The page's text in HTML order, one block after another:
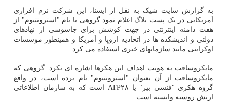
به گزارش سایت شیک به نقل از ایسنا، این شرکت نرم افزاری
آمریکایی در یک پست بلاگ اعلام نمود گروهی با نام "استرونتیوم" از
هفت دامنه اینترنتی در جهت کوشش برای جاسوسی از نهادهای
دولتی و اندیشکده ها در اتحادیه اروپا و آمریکا و همینطور موسسات
اوکراینی مانند سازمانهای خبری استفاده می کرد.
مایکروسافت به هویت اهداف این هکرها اشاره ای نکرد. گروهی که
مایکروسافت از آن بعنوان "استرونتیوم" نام برده است، در واقع
گروه هکری "فنسی بیر" یا ATP۲۸ است که به سازمان اطلاعاتی
ارتش روسیه وابسته است.